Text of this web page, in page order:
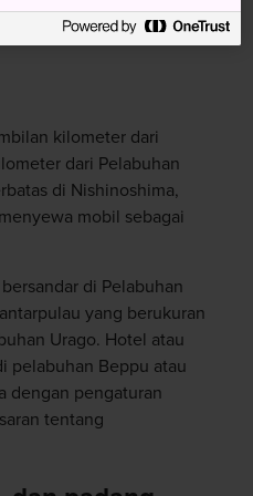
kilometer dari
dari Pelabuhan
di Nishinoshima,
mobil sebagai
di Pelabuhan
yang berukuran
Urago. Hotel atau
pelabuhan Beppu atau
dengan pengaturan
tentang